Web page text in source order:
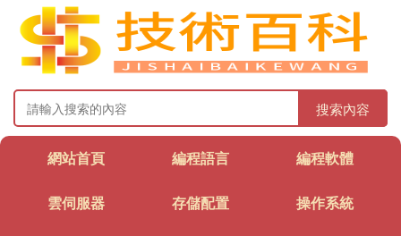
搜索內容
網站首頁 編程語言 編程軟體
雲伺服器 存儲配置 操作系統